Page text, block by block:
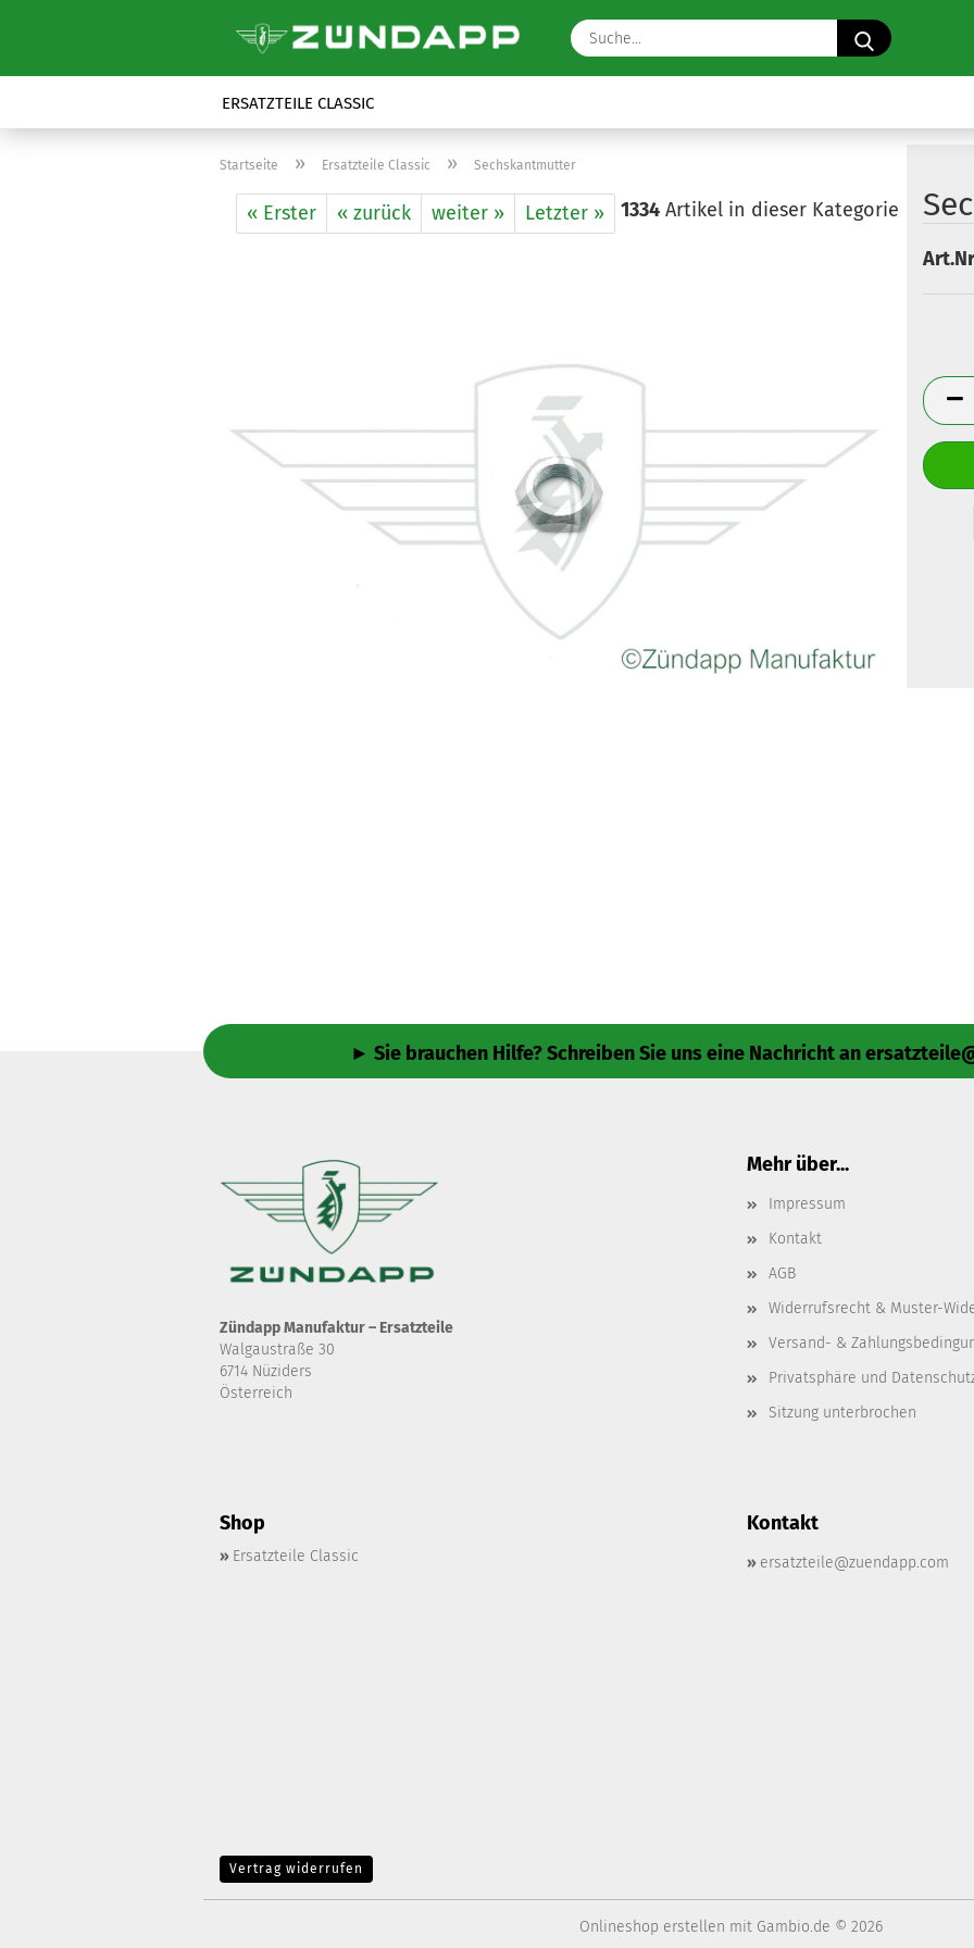
Suche...
ERSATZTEILE CLASSIC
Startseite » Ersatzteile Classic » Sechskantmutter
« Erster « zurück weiter » Letzter » 1334 Artikel in dieser Kategorie
► Sie brauchen Hilfe? Schreiben Sie uns eine Nachricht an
Zündapp Manufaktur – Ersatzteile
Walgaustraße 30
6714 Nüziders
Österreich
Mehr über...
Impressum
Kontakt
AGB
Widerrufsrecht & Muster-
Versand- &
Privatsphäre und
Sitzung unterbrochen
Shop
» Ersatzteile Classic
Kontakt
» ersatzteile@zuendapp.com
Vertrag widerrufen
Onlineshop erstellen mit Gambio.de © 2026